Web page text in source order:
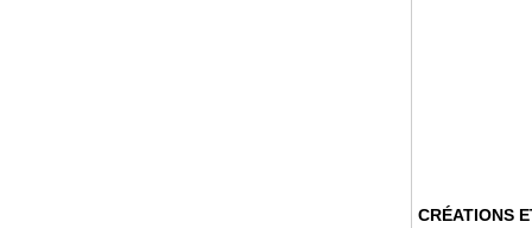
CRÉATIONS